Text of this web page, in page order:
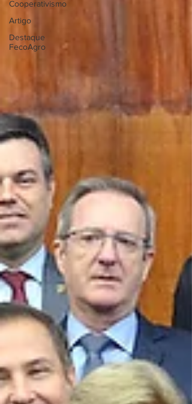
Cooperativismo
Artigo
Destaque
FecoAgro